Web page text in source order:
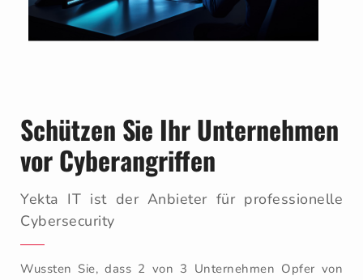
Schützen Sie Ihr Unternehmen
vor Cyberangriffen
Yekta IT ist der Anbieter für professionelle
Cybersecurity
Wussten Sie, dass 2 von 3 Unternehmen Opfer von